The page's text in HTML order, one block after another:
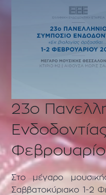
23ο
Στο μέγαρο
Σαββατοκύριακο 1-2